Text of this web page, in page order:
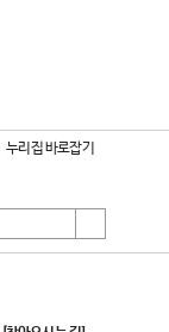
누리집 바로잡기